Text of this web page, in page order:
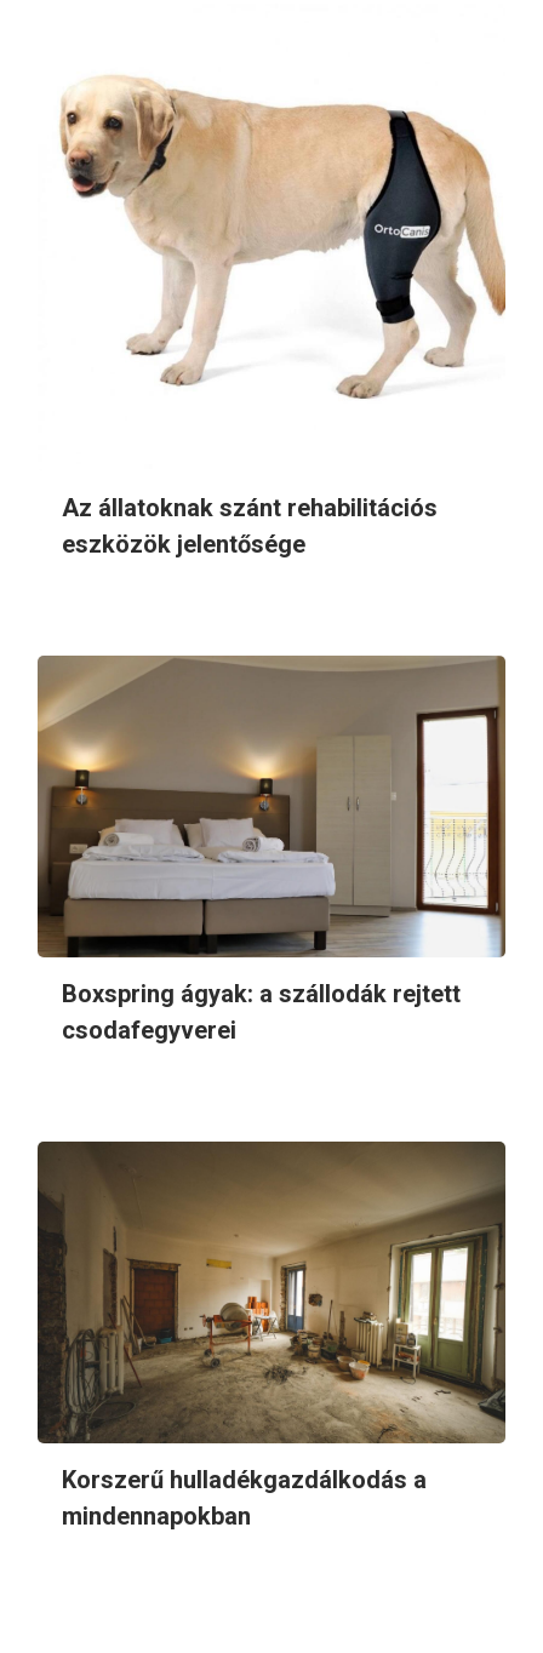
Az állatoknak szánt rehabilitációs
eszközök jelentősége
Boxspring ágyak: a szállodák rejtett
csodafegyverei
Korszerű hulladékgazdálkodás a
mindennapokban